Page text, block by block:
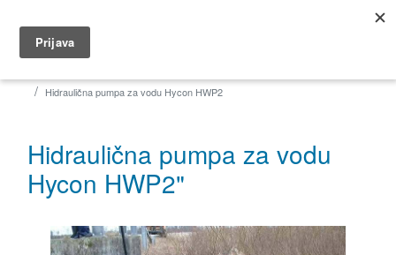
Hidraulična pumpa za vodu Hycon HWP2
Hidraulična pumpa za vodu
Hycon HWP2"